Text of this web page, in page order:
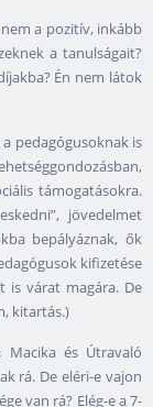
a pozitív, inkább
a tanulságait?
Én nem látok
a pedagógusoknak is
támogatásokra.
jövedelmet
bepályáznak, ők
kifizetése
is várat magára. De
kitartás.)
és Útravaló
rá. De eléri-e vajon
van rá? Elég-e a 7-